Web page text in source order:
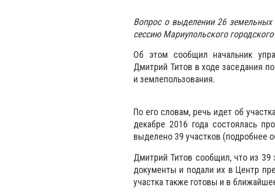
Вопрос о выделении 26
сессию Мариупольского
Об этом сообщил начальник
Дмитрий Титов в ходе заседания
и землепользования.
По его словам, речь идет об
декабре 2016 года состоялась
выделено 39 участков (подробнее
Дмитрий Титов сообщил, что из
документы и подали их в Центр
участка также готовы и в